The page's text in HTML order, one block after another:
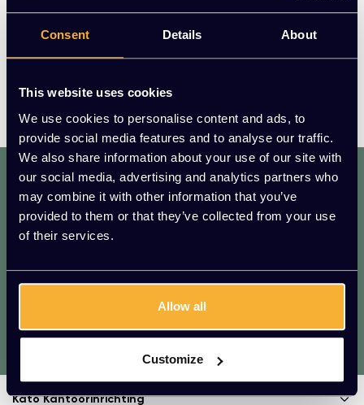
Consent Details About
This website uses cookies
We use cookies to personalise content and ads, to
provide social media features and to analyse our traffic.
We also share information about your use of our site with
our social media, advertising and analytics partners who
may combine it with other information that you’ve
provided to them or that they’ve collected from your use
of their services.
Allow all
Customize
EUR 46,00 Excl. btw
Stukprijs : €55,00 /
dat. werkt. lekker.
Mis geen enkele aanbieding of actie.
Meld je aan voor onze nieuwsbrief!
We helpen je graag. Raadpleeg onze
Kato Kantoorinrichting